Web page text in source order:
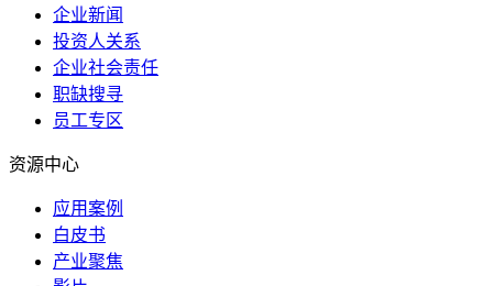
企业新闻
投资人关系
企业社会责任
职缺搜寻
员工专区
资源中心
应用案例
白皮书
产业聚焦